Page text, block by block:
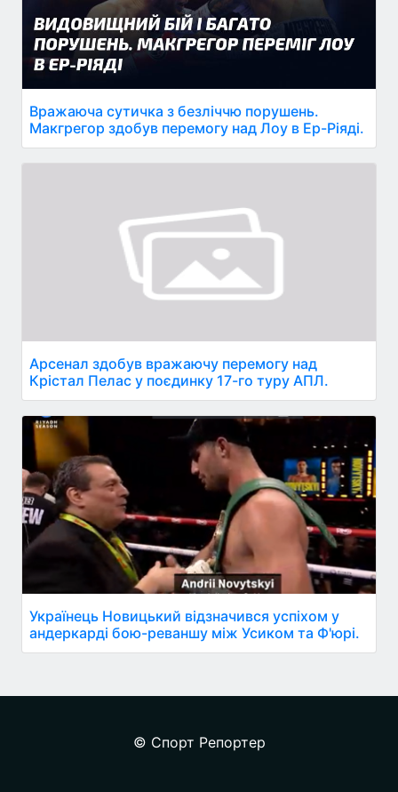
Вражаюча сутичка з безліччю порушень.
Макгрегор здобув перемогу над Лоу в Ер-Ріяді.
Арсенал здобув вражаючу перемогу над
Крістал Пелас у поєдинку 17-го туру АПЛ.
Українець Новицький відзначився успіхом у
андеркарді бою-реваншу між Усиком та Ф'юрі.
© Спорт Репортер